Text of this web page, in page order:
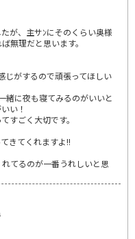
が、主サﾝにそのくらい奥様
無理だと思います。
じがするので頑張ってほしい
緒に夜も寝てみるのがいいと
い！
すごく大切です。
きてくれますよ!!
てるのが一番うれしいと思